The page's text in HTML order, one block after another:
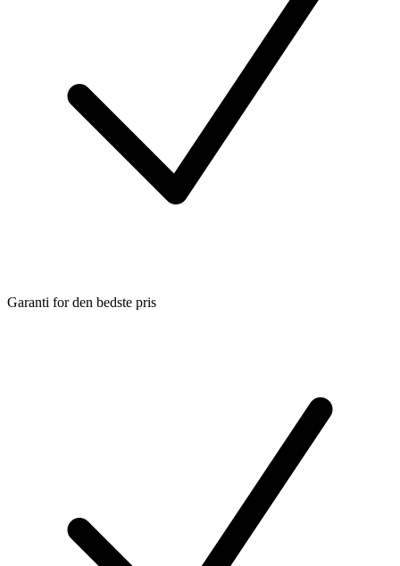
Garanti for den bedste pris